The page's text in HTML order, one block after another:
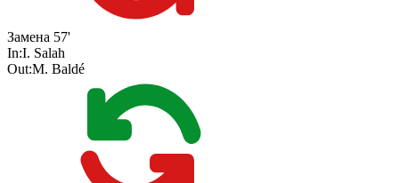
Замена 57'
In:I. Salah
Out:M. Baldé